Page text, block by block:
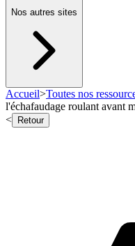
Nos autres sites
Accueil>Toutes nos
l'échafaudage roulant avant
<
Retour